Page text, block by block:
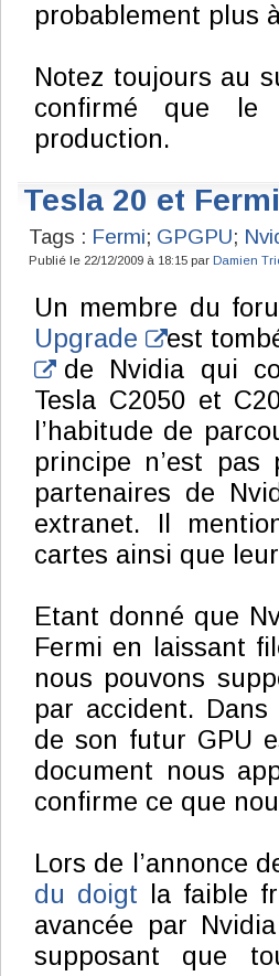
probablement plus
Notez toujours au
confirmé que le
production.
Tesla 20 et
Tags : Fermi; GPGPU;
Publié le 22/12/2009 à 18:15 par Damien
Un membre du
Upgrade est
de Nvidia qui
Tesla C2050 et
l’habitude de
principe n’est
partenaires de
extranet. Il
cartes ainsi que
Etant donné que
Fermi en laissant
nous pouvons
par accident.
de son futur GPU
document nous
confirme ce que
Lors de l’annonce
du doigt la faible
avancée par
supposant que